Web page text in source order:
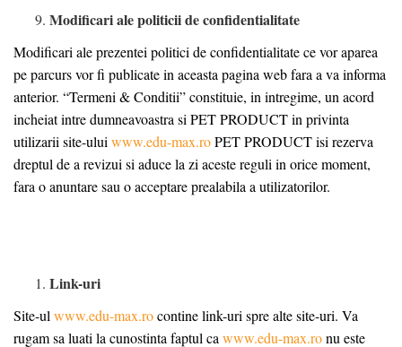
Modificari ale politicii de confidentialitate
Modificari ale prezentei politici de confidentialitate ce vor aparea
pe parcurs vor fi publicate in aceasta pagina web fara a va informa
anterior. “Termeni & Conditii” constituie, in intregime, un acord
incheiat intre dumneavoastra si PET PRODUCT in privinta
utilizarii site-ului www.edu-max.roPET PRODUCT isi rezerva
dreptul de a revizui si aduce la zi aceste reguli in orice moment,
fara o anuntare sau o acceptare prealabila a utilizatorilor.
Link-uri
Site-ul www.edu-max.rocontine link-uri spre alte site-uri. Va
rugam sa luati la cunostinta faptul ca www.edu-max.ronu este